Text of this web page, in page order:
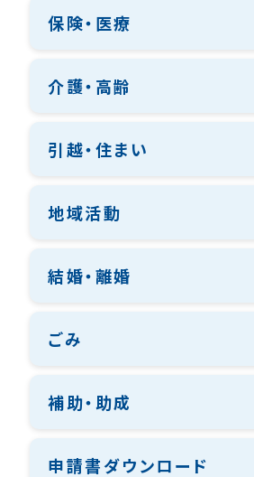
保険・医療
介護・高齢
引越・住まい
地域活動
結婚・離婚
ごみ
補助・助成
申請書ダウンロード